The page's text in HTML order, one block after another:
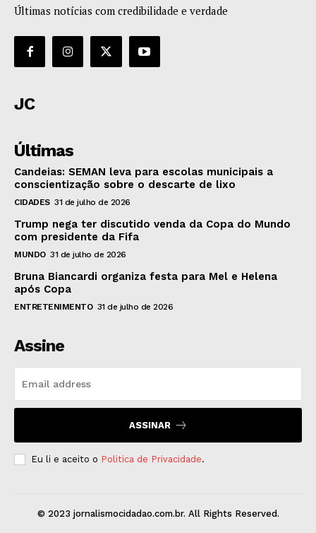
Últimas notícias com credibilidade e verdade
JC
Últimas
Candeias: SEMAN leva para escolas municipais a
conscientização sobre o descarte de lixo
CIDADES 31 de julho de 2026
Trump nega ter discutido venda da Copa do Mundo
com presidente da Fifa
MUNDO 31 de julho de 2026
Bruna Biancardi organiza festa para Mel e Helena
após Copa
ENTRETENIMENTO 31 de julho de 2026
Assine
ASSINAR
Eu li e aceito o Politica de Privacidade.
© 2023 jornalismocidadao.com.br. All Rights Reserved.